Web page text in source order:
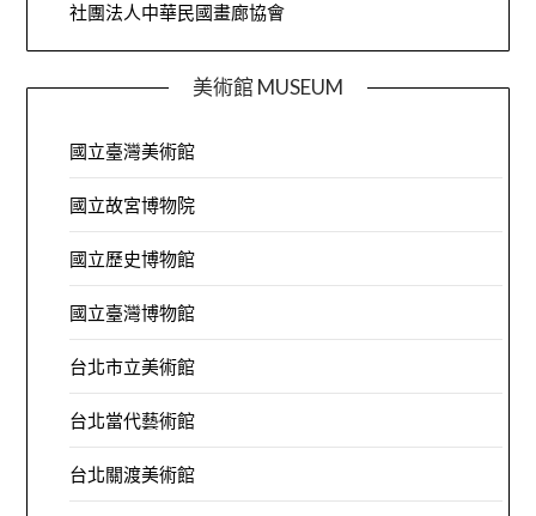
社團法人中華民國畫廊協會
美術館 MUSEUM
國立臺灣美術館
國立故宮博物院
國立歷史博物館
國立臺灣博物館
台北市立美術館
台北當代藝術館
台北關渡美術館